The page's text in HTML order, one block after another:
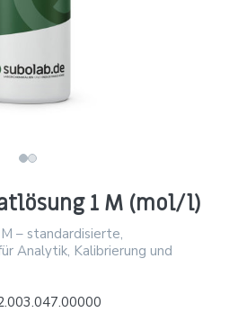
1 M (mol/l)
– standardisierte,
Analytik, Kalibrierung und